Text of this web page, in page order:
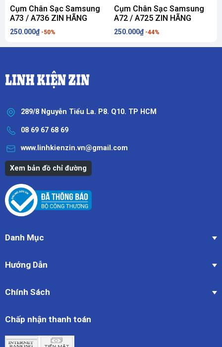
Cụm Chân Sạc Samsung
A73 / A736 ZIN HÃNG
250.000₫ -50%
Cụm Chân Sạc Samsung
A72 / A725 ZIN HÃNG
250.000₫ -44%
289/8 Nguyễn Tiểu La. P8. Q10. TP HCM
08 69 67 68 69
www.linhkienzin.vn@gmail.com
Xem bản đồ chỉ đường
Danh Mục
Hướng Dẫn
Chính Sách
Chấp nhận thanh toán